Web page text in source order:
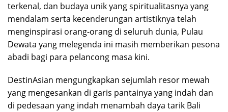
terkenal, dan budaya unik yang spiritualitasnya yang
mendalam serta kecenderungan artistiknya telah
menginspirasi orang-orang di seluruh dunia, Pulau
Dewata yang melegenda ini masih memberikan pesona
abadi bagi para pelancong masa kini.
DestinAsian mengungkapkan sejumlah resor mewah
yang mengesankan di garis pantainya yang indah dan
di pedesaan yang indah menambah daya tarik Bali